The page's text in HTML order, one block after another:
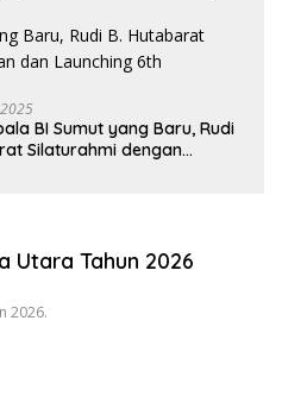
BI Sumut yang Baru, Rudi
Silaturahmi dengan
Utara Tahun 2026
2026.